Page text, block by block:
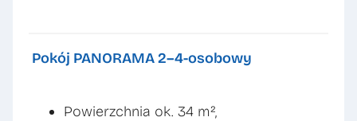
Pokój PANORAMA 2–4-osobowy
Powierzchnia ok. 34 m²,